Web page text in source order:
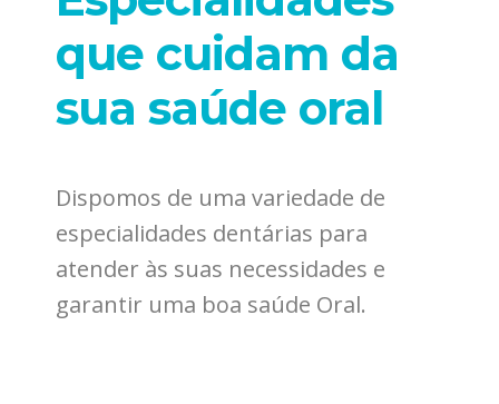
que cuidam da
sua saúde oral
Dispomos de uma variedade de
especialidades dentárias para
atender às suas necessidades e
garantir uma boa saúde Oral.